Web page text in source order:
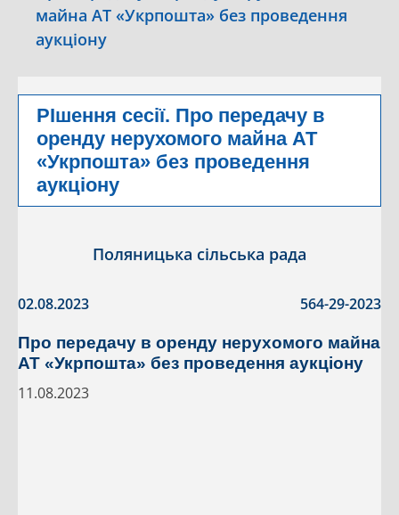
майна АТ «Укрпошта» без проведення
аукціону
РІшення сесії. Про передачу в
оренду нерухомого майна АТ
«Укрпошта» без проведення
аукціону
Поляницька сільська рада
02.08.2023 564-29-2023
Про передачу в оренду нерухомого майна
АТ «Укрпошта» без проведення аукціону
11.08.2023